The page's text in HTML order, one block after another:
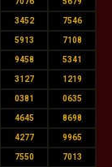
3452 7546
5913 7108
9458 5341
3127 1219
0381 0635
4645 8698
4277 9965
7550 7013